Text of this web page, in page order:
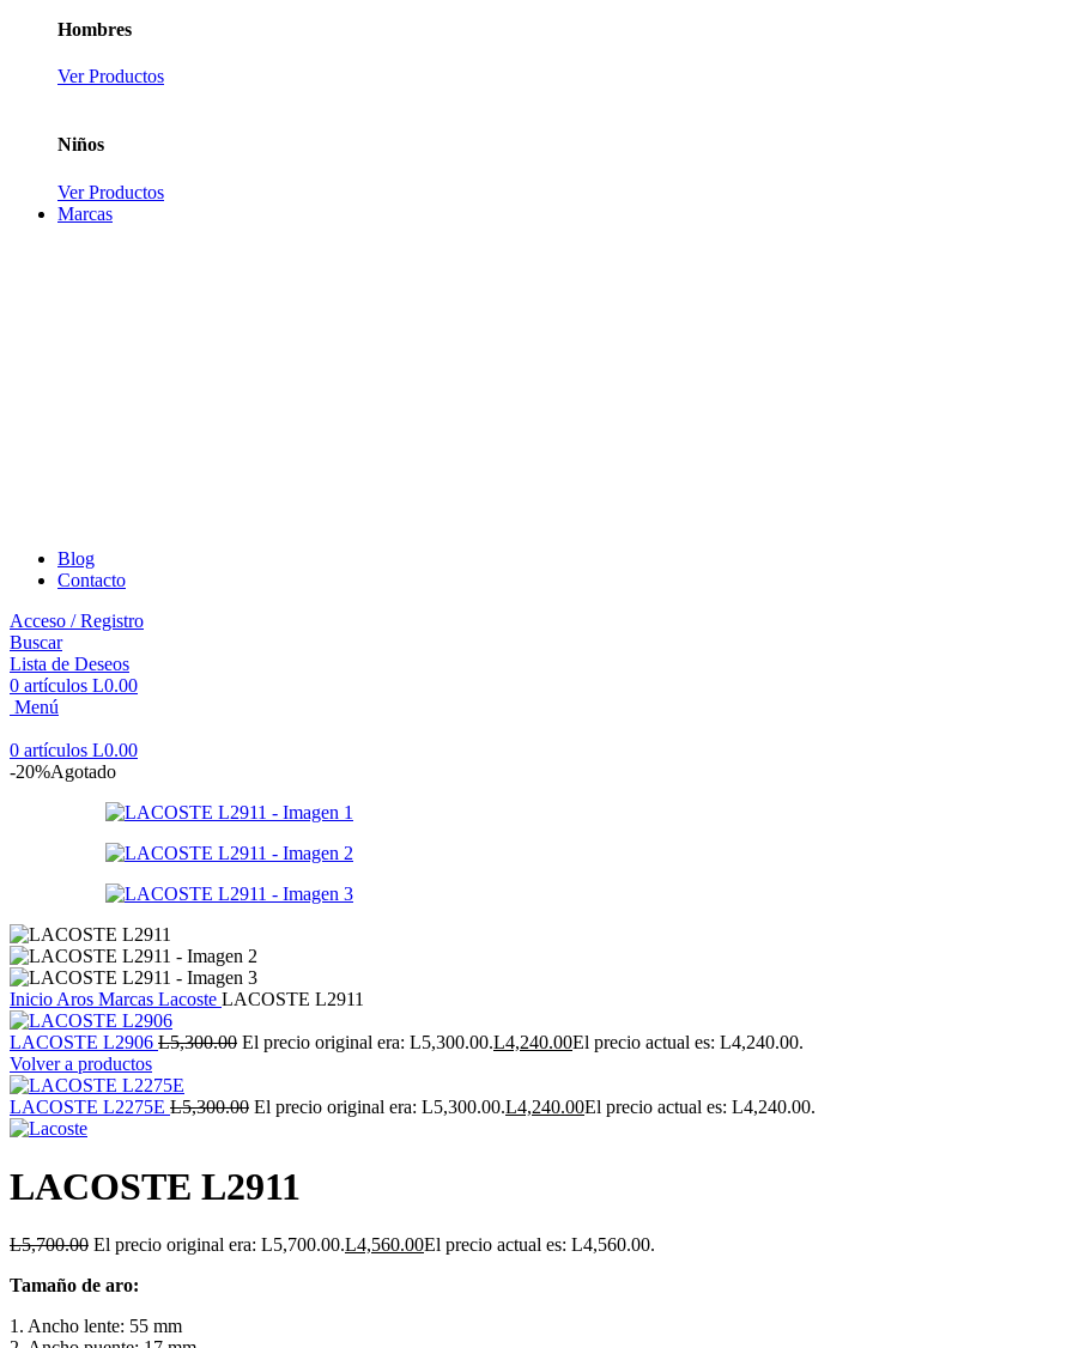
Hombres
Ver Productos
Niños
Ver Productos
Marcas
Blog
Contacto
Acceso / Registro
Buscar
Lista de Deseos
0 artículos L0.00
Menú
0 artículos L0.00
-20%Agotado
Inicio Aros Marcas Lacoste LACOSTE L2911
LACOSTE L2906 L5,300.00 El precio original era: L5,300.00.L4,240.00El precio actual es: L4,240.00.
Volver a productos
LACOSTE L2275E L5,300.00 El precio original era: L5,300.00.L4,240.00El precio actual es: L4,240.00.
LACOSTE L2911
L5,700.00 El precio original era: L5,700.00.L4,560.00El precio actual es: L4,560.00.
Tamaño de aro:
1. Ancho lente: 55 mm